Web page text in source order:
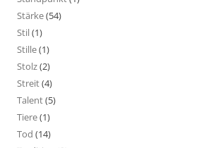
Stärke(54)
Stil(1)
Stille(1)
Stolz(2)
Streit(4)
Talent(5)
Tiere(1)
Tod (14)